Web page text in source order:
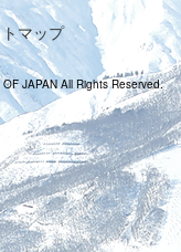
マップ
JAPAN All Rights Reserved.